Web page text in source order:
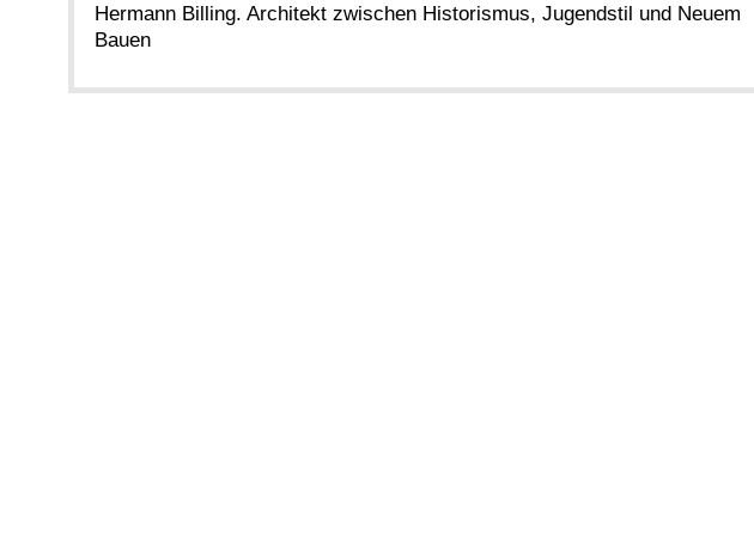
Hermann Billing. Architekt zwischen Historismus, Jugendstil und Neuem
Bauen